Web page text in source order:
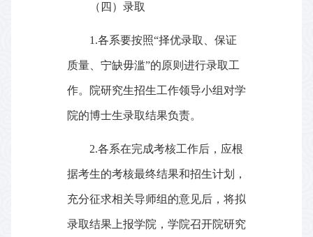
（四）录取
1.各系要按照“择优录取、保证
质量、宁缺毋滥”的原则进行录取工
作。院研究生招生工作领导小组对学
院的博士生录取结果负责。
2.各系在完成考核工作后，应根
据考生的考核最终结果和招生计划，
充分征求相关导师组的意见后，将拟
录取结果上报学院，学院召开院研究